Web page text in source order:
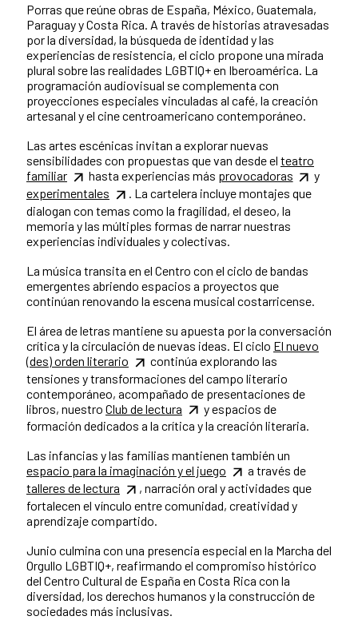
Porras que reúne obras de España, México, Guatemala,
Paraguay y Costa Rica. A través de historias atravesadas
por la diversidad, la búsqueda de identidad y las
experiencias de resistencia, el ciclo propone una mirada
plural sobre las realidades LGBTIQ+ en Iberoamérica. La
programación audiovisual se complementa con
proyecciones especiales vinculadas al café, la creación
artesanal y el cine centroamericano contemporáneo.
Las artes escénicas invitan a explorar nuevas
sensibilidades con propuestas que van desde el teatro
familiar
hasta experiencias más provocadoras
y
experimentales
. La cartelera incluye montajes que
dialogan con temas como la fragilidad, el deseo, la
memoria y las múltiples formas de narrar nuestras
experiencias individuales y colectivas.
La música transita en el Centro con el ciclo de bandas
emergentes abriendo espacios a proyectos que
continúan renovando la escena musical costarricense.
El área de letras mantiene su apuesta por la conversación
crítica y la circulación de nuevas ideas. El ciclo El nuevo
(des) orden literario
continúa explorando las
tensiones y transformaciones del campo literario
contemporáneo, acompañado de presentaciones de
libros, nuestro Club de lectura
y espacios de
formación dedicados a la crítica y la creación literaria.
Las infancias y las familias mantienen también un
espacio para la imaginación y el juego
a través de
talleres de lectura
, narración oral y actividades que
fortalecen el vínculo entre comunidad, creatividad y
aprendizaje compartido.
Junio culmina con una presencia especial en la Marcha del
Orgullo LGBTIQ+, reafirmando el compromiso histórico
del Centro Cultural de España en Costa Rica con la
diversidad, los derechos humanos y la construcción de
sociedades más inclusivas.